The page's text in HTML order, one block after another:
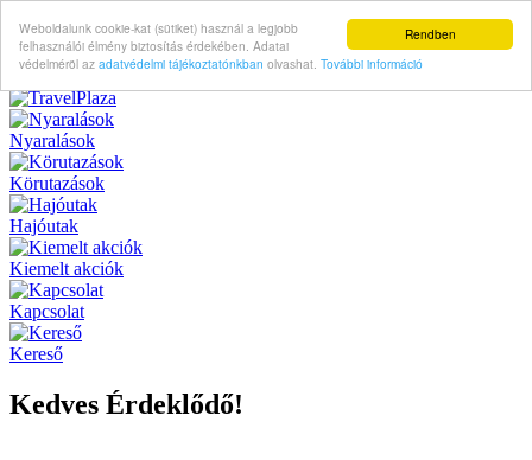
Rendben
Weboldalunk cookie-kat (sütiket) használ a legjobb
felhasználói élmény biztosítás érdekében. Adatai
védelméröl az adatvédelmi tájékoztatónkban olvashat. További információ
Nyaralások
Körutazások
Hajóutak
Kiemelt akciók
Kapcsolat
Kereső
Kedves Érdeklődő!